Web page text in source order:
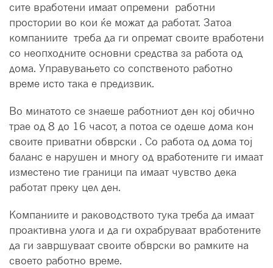
сите вработени имаат опремени работни
простории во кои ќе можат да работат. Затоа
компаниите треба да ги опремат своите вработени
со неопходните основни средства за работа од
дома. Управувањето со сопственото работно
време исто така е предизвик.
Во минатото се знаеше работниот ден кој обично
трае од 8 до 16 часот, а потоа се одеше дома кон
своите приватни обврски . Со работа од дома тој
баланс е нарушен и многу од вработените ги имаат
изместено тие граници па имаат чувство дека
работат преку цел ден.
Компаниите и раководството тука треба да имаат
проактивна улога и да ги охрабруваат вработените
да ги завршуваат своите обврски во рамките на
своето работно време.